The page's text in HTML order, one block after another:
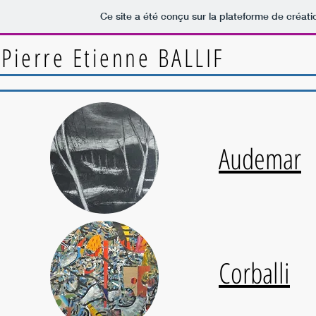
Ce site a été conçu sur la plateforme de
Pierre Etienne BALLIF
Audemar
Corballi